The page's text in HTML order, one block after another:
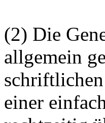
(2) Die
allgemein
einer